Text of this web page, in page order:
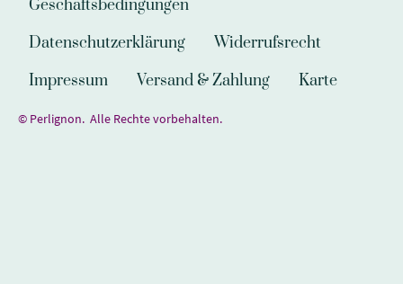
Geschäftsbedingungen
Datenschutzerklärung
Widerrufsrecht
Impressum
Versand & Zahlung Karte
© Perlignon. Alle Rechte vorbehalten.